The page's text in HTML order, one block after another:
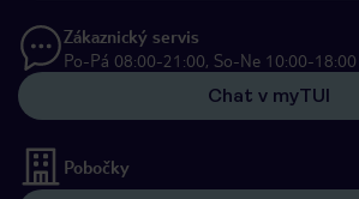
Zákaznický servis
Po-Pá 08:00-21:00, So-Ne 10:00-18:00
Chat v myTUI
Pobočky